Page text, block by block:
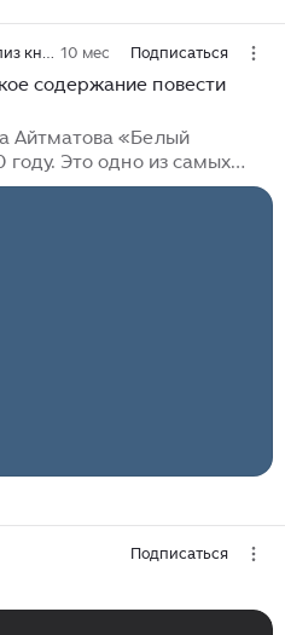
10 мес Подписаться
содержание повести
году. Это одно из самых
писателя, в котором
Подписаться